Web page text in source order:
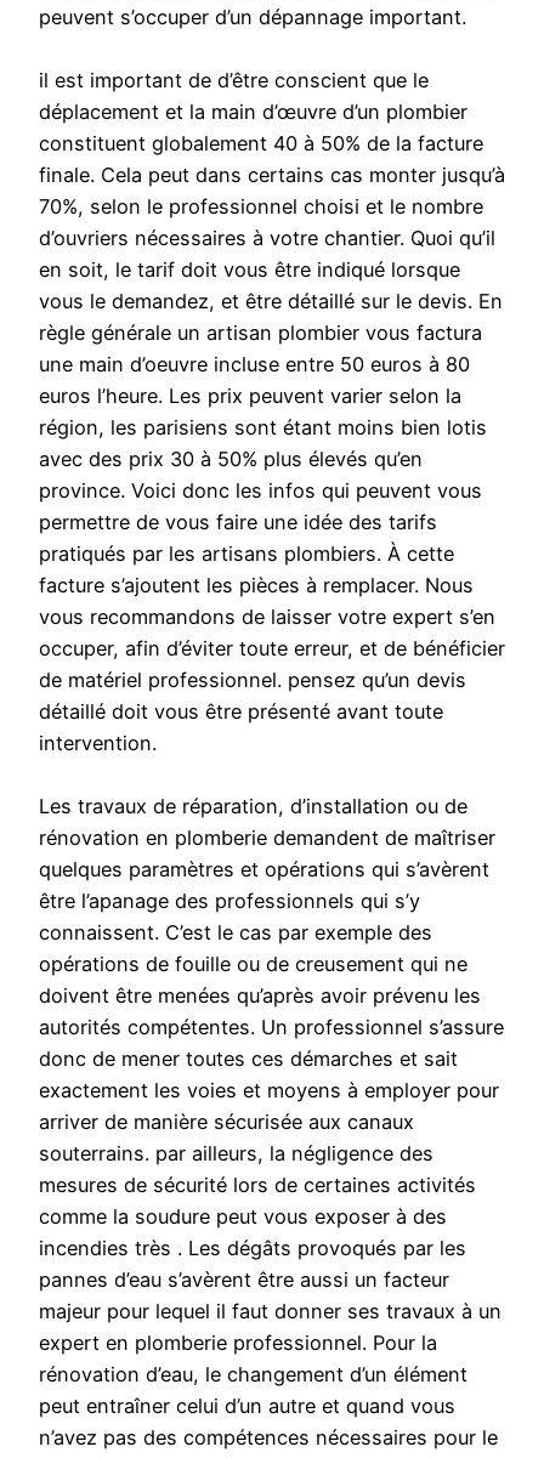
peuvent s’occuper d’un dépannage important.
il est important de d’être conscient que le
déplacement et la main d’œuvre d’un plombier
constituent globalement 40 à 50% de la facture
finale. Cela peut dans certains cas monter jusqu’à
70%, selon le professionnel choisi et le nombre
d’ouvriers nécessaires à votre chantier. Quoi qu’il
en soit, le tarif doit vous être indiqué lorsque
vous le demandez, et être détaillé sur le devis. En
règle générale un artisan plombier vous factura
une main d’oeuvre incluse entre 50 euros à 80
euros l’heure. Les prix peuvent varier selon la
région, les parisiens sont étant moins bien lotis
avec des prix 30 à 50% plus élevés qu’en
province. Voici donc les infos qui peuvent vous
permettre de vous faire une idée des tarifs
pratiqués par les artisans plombiers. À cette
facture s’ajoutent les pièces à remplacer. Nous
vous recommandons de laisser votre expert s’en
occuper, afin d’éviter toute erreur, et de bénéficier
de matériel professionnel. pensez qu’un devis
détaillé doit vous être présenté avant toute
intervention.
Les travaux de réparation, d’installation ou de
rénovation en plomberie demandent de maîtriser
quelques paramètres et opérations qui s’avèrent
être l’apanage des professionnels qui s’y
connaissent. C’est le cas par exemple des
opérations de fouille ou de creusement qui ne
doivent être menées qu’après avoir prévenu les
autorités compétentes. Un professionnel s’assure
donc de mener toutes ces démarches et sait
exactement les voies et moyens à employer pour
arriver de manière sécurisée aux canaux
souterrains. par ailleurs, la négligence des
mesures de sécurité lors de certaines activités
comme la soudure peut vous exposer à des
incendies très . Les dégâts provoqués par les
pannes d’eau s’avèrent être aussi un facteur
majeur pour lequel il faut donner ses travaux à un
expert en plomberie professionnel. Pour la
rénovation d’eau, le changement d’un élément
peut entraîner celui d’un autre et quand vous
n’avez pas des compétences nécessaires pour le